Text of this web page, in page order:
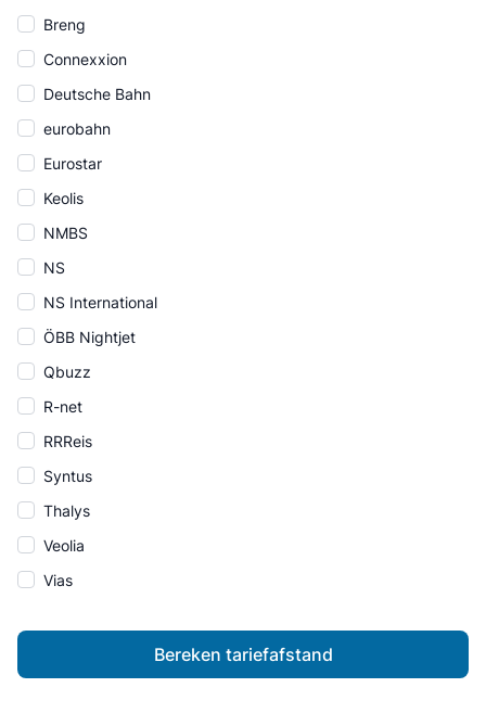
Breng
Connexxion
Deutsche Bahn
eurobahn
Eurostar
Keolis
NMBS
NS
NS International
ÖBB Nightjet
Qbuzz
R-net
RRReis
Syntus
Thalys
Veolia
Vias
Bereken tariefafstand